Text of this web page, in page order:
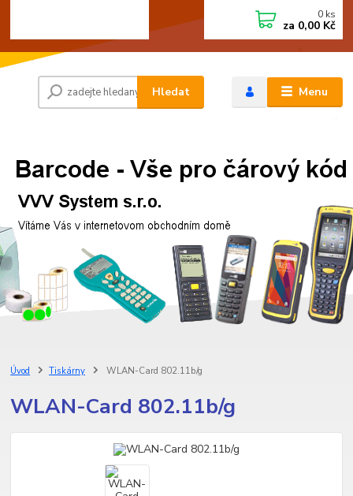
Menu
Hledat
0 ks
za 0,00 Kč
Úvod Tiskárny WLAN-Card 802.11b/g
WLAN-Card 802.11b/g